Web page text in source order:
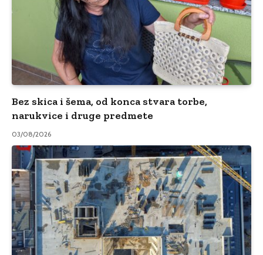
Bez skica i šema, od konca stvara torbe,
narukvice i druge predmete
03/08/2026